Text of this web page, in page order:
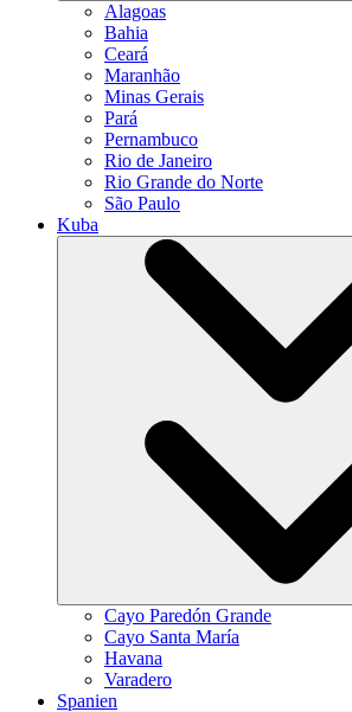
Alagoas
Bahia
Ceará
Maranhão
Minas Gerais
Pará
Pernambuco
Rio de Janeiro
Rio Grande do Norte
São Paulo
Kuba
Cayo Paredón Grande
Cayo Santa María
Havana
Varadero
Spanien